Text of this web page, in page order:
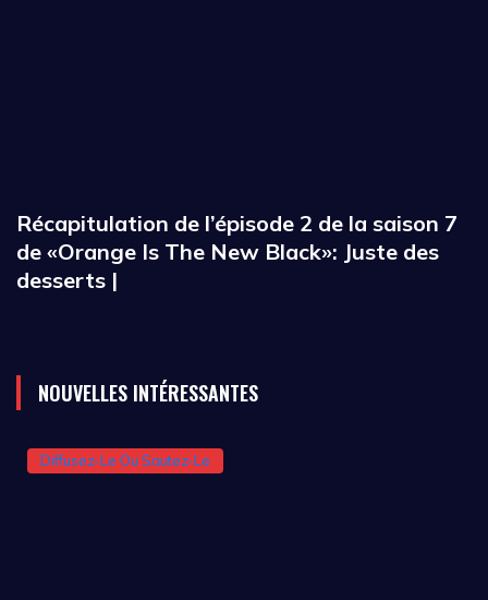
Récapitulation de l’épisode 2 de la saison 7
de «Orange Is The New Black»: Juste des
desserts |
NOUVELLES INTÉRESSANTES
Diffusez-Le Ou Sautez-Le